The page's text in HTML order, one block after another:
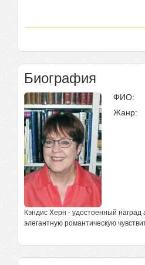
Биография
ФИО:
Жанр:
Кэндис Херн - удостоенный наград
элегантную романтическую